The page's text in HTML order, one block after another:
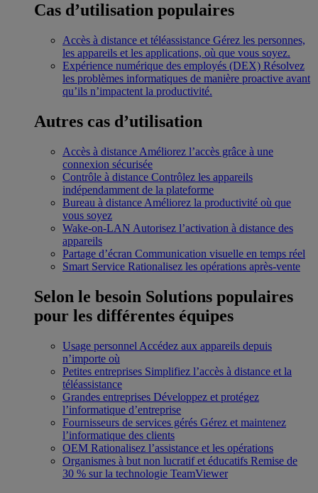
Cas d’utilisation populaires
Accès à distance et téléassistance Gérez les personnes,
les appareils et les applications, où que vous soyez.
Expérience numérique des employés (DEX) Résolvez
les problèmes informatiques de manière proactive avant
qu’ils n’impactent la productivité.
Autres cas d’utilisation
Accès à distance Améliorez l’accès grâce à une
connexion sécurisée
Contrôle à distance Contrôlez les appareils
indépendamment de la plateforme
Bureau à distance Améliorez la productivité où que
vous soyez
Wake-on-LAN Autorisez l’activation à distance des
appareils
Partage d’écran Communication visuelle en temps réel
Smart Service Rationalisez les opérations après-vente
Selon le besoin Solutions populaires
pour les différentes équipes
Usage personnel Accédez aux appareils depuis
n’importe où
Petites entreprises Simplifiez l’accès à distance et la
téléassistance
Grandes entreprises Développez et protégez
l’informatique d’entreprise
Fournisseurs de services gérés Gérez et maintenez
l’informatique des clients
OEM Rationalisez l’assistance et les opérations
Organismes à but non lucratif et éducatifs Remise de
30 % sur la technologie TeamViewer